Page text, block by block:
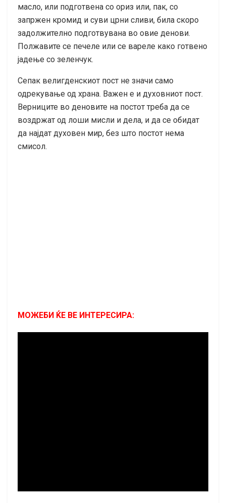
масло, или подготвена со ориз или, пак, со
запржен кромид и суви црни сливи, била скоро
задолжително подготвувана во овие денови.
Полжавите се печеле или се вареле како готвено
јадење со зеленчук.
Сепак велигденскиот пост не значи само
одрекување од храна. Важен е и духовниот пост.
Верниците во деновите на постот треба да се
воздржат од лоши мисли и дела, и да се обидат
да најдат духовен мир, без што постот нема
смисол.
МОЖЕБИ ЌЕ ВЕ ИНТЕРЕСИРА: